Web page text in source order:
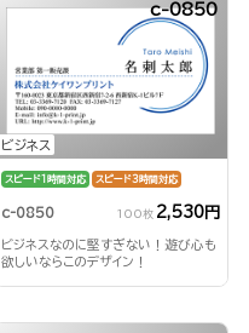
ビジネス
c-0850
スピード1時間対応 スピード3時間対応
c-0850 100枚 2,530円
ビジネスなのに堅すぎない！遊び心も
欲しいならこのデザイン！